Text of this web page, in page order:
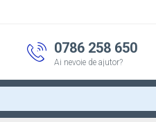
0786 258 650
Ai nevoie de ajutor?